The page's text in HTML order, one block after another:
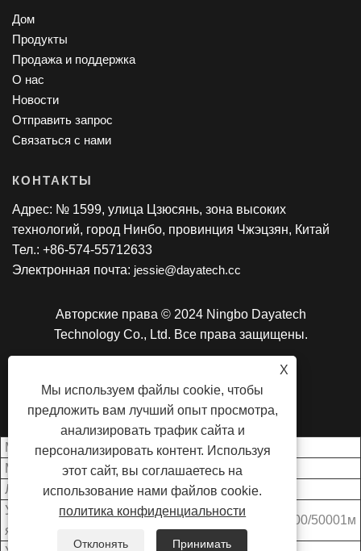
X
Мы используем файлы cookie, чтобы
предложить вам лучший опыт просмотра,
анализировать трафик сайта и
персонализировать контент. Используя
этот сайт, вы соглашаетесь на
использование нами файлов cookie.
политика конфиденциальности
Отклонять Принимать
Дом
Продукты
Продажа и поддержка
О нас
Новости
Отправить запрос
Связаться с нами
КОНТАКТЫ
Адрес: № 1599, улица Цзюсянь, зона высоких
технологий, город Нинбо, провинция Чжэцзян, Китай
Тел.: +86-574-55712633
Электронная почта: jessie@dayatech.cc
Авторские права © 2024 Ningbo Dayatech
Technology Co., Ltd. Все права защищены.
ПОЛИТИКА КОНФИДЕНЦИАЛЬНОСТИ
Модель
ДИ-П560-50ВТ2
Мощность
50Вт+50Вт
Люмен Выход
10000LM
Уровень регулировки
яркости
2-уровневый 10000/50001м